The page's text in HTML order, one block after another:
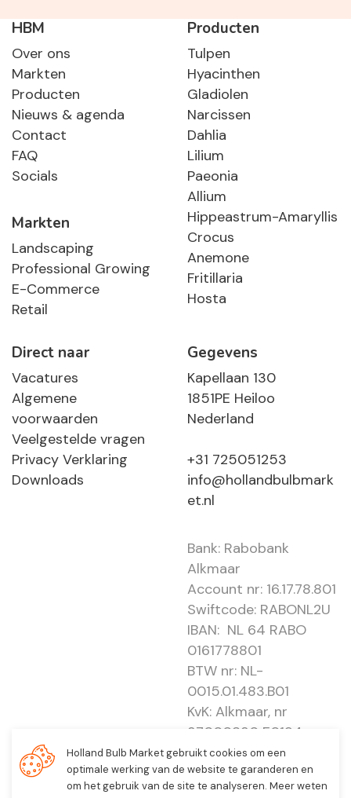
HBM
Over ons
Markten
Producten
Nieuws & agenda
Contact
FAQ
Socials
Markten
Landscaping
Professional Growing
E-Commerce
Retail
Producten
Tulpen
Hyacinthen
Gladiolen
Narcissen
Dahlia
Lilium
Paeonia
Allium
Hippeastrum-Amaryllis
Crocus
Anemone
Fritillaria
Hosta
Direct naar
Vacatures
Algemene
voorwaarden
Veelgestelde vragen
Privacy Verklaring
Downloads
Gegevens
Kapellaan 130
1851PE Heiloo
Nederland
+31 725051253
info@hollandbulbmark
et.nl
Bank: Rabobank
Alkmaar
Account nr: 16.17.78.801
Swiftcode: RABONL2U
IBAN: NL 64 RABO
0161778801
BTW nr: NL-
0015.01.483.B01
KvK: Alkmaar, nr
37000830 E0194 -
EBO 505
Holland Bulb Market gebruikt cookies om een
optimale werking van de website te garanderen en
om het gebruik van de site te analyseren. Meer weten